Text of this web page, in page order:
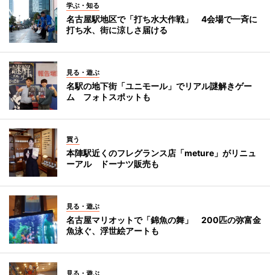
学ぶ・知る
名古屋駅地区で「打ち水大作戦」 4会場で一斉に
打ち水、街に涼しさ届ける
見る・遊ぶ
名駅の地下街「ユニモール」でリアル謎解きゲー
ム フォトスポットも
買う
本陣駅近くのフレグランス店「meture」がリニュ
ーアル ドーナツ販売も
見る・遊ぶ
名古屋マリオットで「錦魚の舞」 200匹の弥富金
魚泳ぐ、浮世絵アートも
見る・遊ぶ